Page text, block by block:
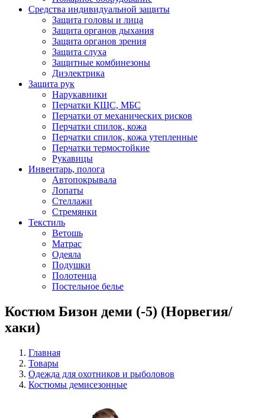
Средства индивидуальной защиты
Защита головы и лица
Защита органов дыхания
Защита органов зрения
Защита слуха
Защитные комбинезоны
Диэлектрика
Защита рук
Нарукавники
Перчатки КЩС, МБС
Перчатки от механических рисков
Перчатки спилок, кожа
Перчатки спилок, кожа утепленные
Перчатки термостойкие
Рукавицы
Инвентарь, полога
Автопокрывала
Лопаты
Стеллажи
Стремянки
Текстиль
Ветошь
Матрас
Одеяла
Подушки
Полотенца
Постельное белье
Костюм Бизон деми (-5) (Норвегия/
хаки)
Главная
Товары
Одежда для охотников и рыболовов
Костюмы демисезонные